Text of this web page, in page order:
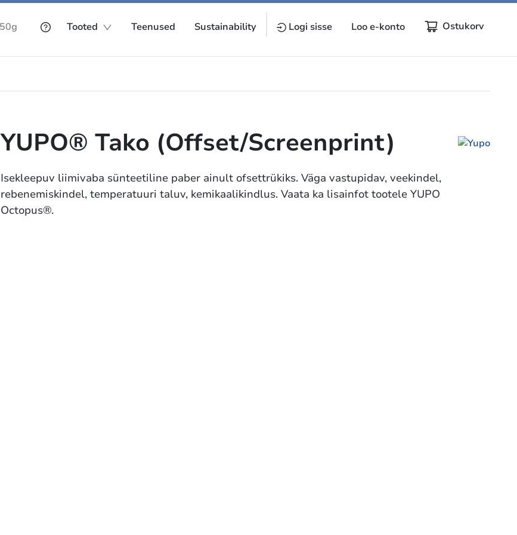
Tooted Teenused Sustainability Logi sisse Loo e-konto Ostukorv
YUPO® Tako (Offset/Screenprint)
Isekleepuv liimivaba sünteetiline paber ainult ofsettrükiks. Väga vastupidav, veekindel,
rebenemiskindel, temperatuuri taluv, kemikaalikindlus. Vaata ka lisainfot tootele YUPO
Octopus®.